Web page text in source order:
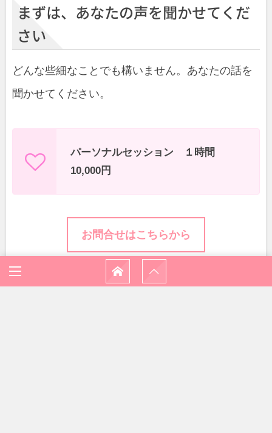
まずは、あなたの声を聞かせてくだ
さい
どんな些細なことでも構いません。あなたの話を
聞かせてください。
パーソナルセッション １時間
10,000円
お問合せはこちらから